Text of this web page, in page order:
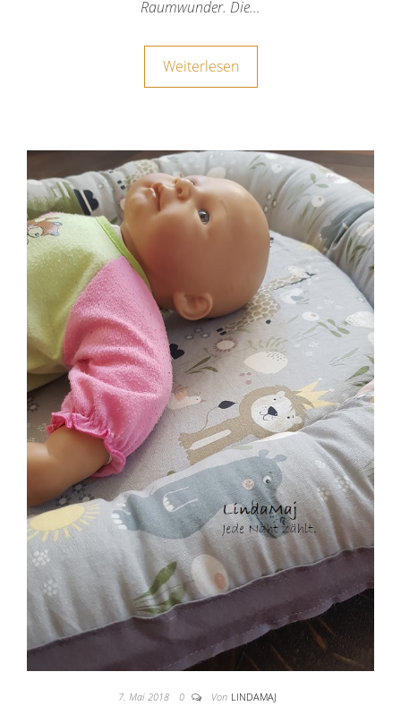
Raumwunder. Die…
Weiterlesen
7. Mai 2018 0 Von LINDAMAJ